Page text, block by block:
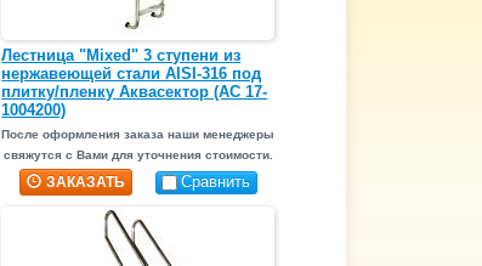
Лестница "Mixed" 3 ступени из
нержавеющей стали AISI-316 под
плитку/пленку Аквасектор (АС 17-
1004200)
После оформления заказа наши менеджеры
свяжутся с Вами для уточнения стоимости.
ЗАКАЗАТЬ Сравнить